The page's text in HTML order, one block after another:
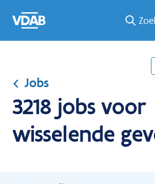
naar
een
een
job
naar
Jobs
3218 jobs voor
wisselende